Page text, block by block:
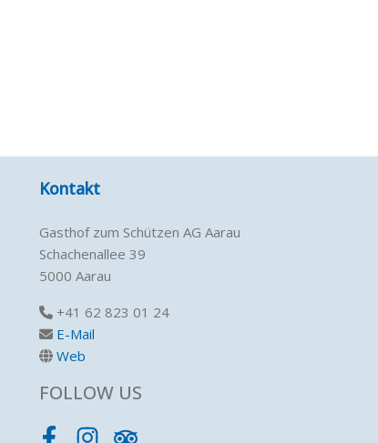
Kontakt
Gasthof zum Schützen AG Aarau
Schachenallee 39
5000 Aarau
+41 62 823 01 24
E-Mail
Web
FOLLOW US